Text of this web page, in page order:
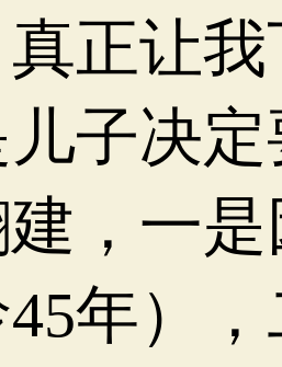
正让
子决
，一
45年）